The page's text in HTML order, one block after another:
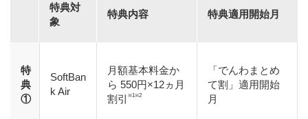
特典対
象
特典内容 特典適用開始月
特
典
①
SoftBan
k Air
月額基本料金か
ら 550円×12ヵ月
割引 ※1※2
「でんわまとめ
て割」適用開始
月